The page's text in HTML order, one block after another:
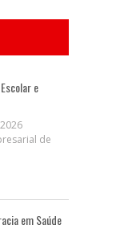
e
de
em Saúde